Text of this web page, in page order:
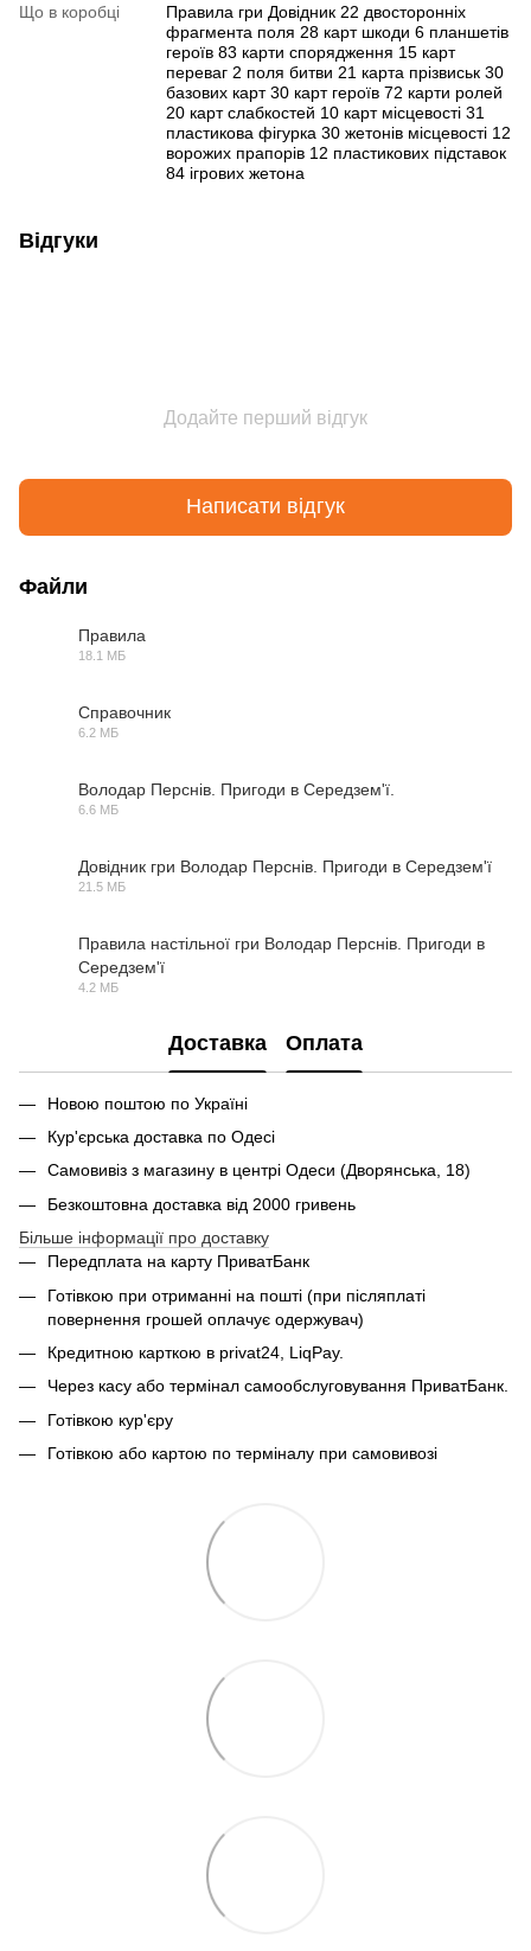
Що в коробці
Правила гри Довідник 22 двосторонніх
фрагмента поля 28 карт шкоди 6 планшетів
героїв 83 карти спорядження 15 карт
переваг 2 поля битви 21 карта прізвиськ 30
базових карт 30 карт героїв 72 карти ролей
20 карт слабкостей 10 карт місцевості 31
пластикова фігурка 30 жетонів місцевості 12
ворожих прапорів 12 пластикових підставок
84 ігрових жетона
Відгуки
Додайте перший відгук
Написати відгук
Файли
Правила
18.1 МБ
Справочник
6.2 МБ
Володар Перснів. Пригоди в Середзем'ї.
6.6 МБ
Довідник гри Володар Перснів. Пригоди в Середзем'ї
21.5 МБ
Правила настільної гри Володар Перснів. Пригоди в
Середзем'ї
4.2 МБ
Доставка Оплата
Новою поштою по Україні
Кур'єрська доставка по Одесі
Самовивіз з магазину в центрі Одеси (Дворянська, 18)
Безкоштовна доставка від 2000 гривень
Більше інформації про доставку
Передплата на карту ПриватБанк
Готівкою при отриманні на пошті (при післяплаті
повернення грошей оплачує одержувач)
Кредитною карткою в privat24, LiqPay.
Через касу або термінал самообслуговування ПриватБанк.
Готівкою кур'єру
Готівкою або картою по терміналу при самовивозі